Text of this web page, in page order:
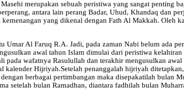
merupakan sebuah peristiwa yang sangat penting
antara lain perang Badar, Uhud, Khandaq dan
yang dikenal dengan Fath Al Makkah. Oleh
Al Faruq R.A. Jadi, pada zaman Nabi belum ada
awal tahun Islam dimulai dari peristiwa
wafatnya Rasulullah dan terakhir mengusulkan
Hijriyah.Setelah penanggalah hijriyah
berbagai pertimbangan maka disepakatilah bulan
setelah bulan Ramadhan, diantara fadhilah bulan